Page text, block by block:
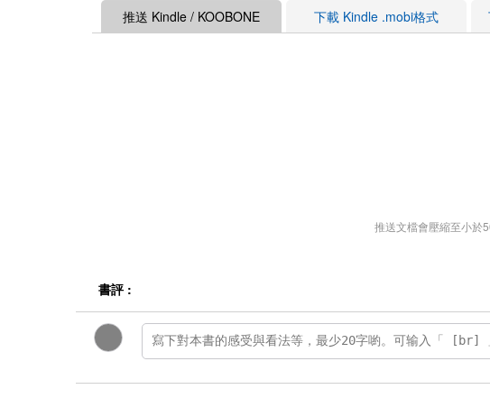
推送 Kindle / KOOBONE 下載 Kindle .mobi格式
推送文檔會壓縮至小於
書評 :